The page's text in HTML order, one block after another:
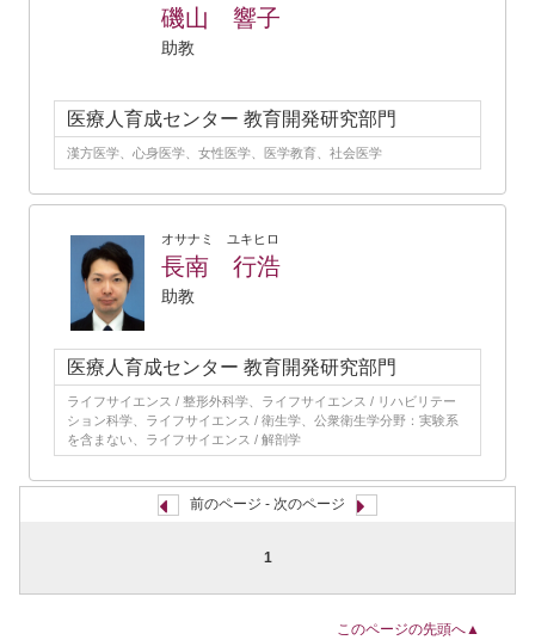
磯山 響子
助教
医療人育成センター 教育開発研究部門
漢方医学、心身医学、女性医学、医学教育、社会医学
オサナミ ユキヒロ
長南 行浩
助教
医療人育成センター 教育開発研究部門
ライフサイエンス / 整形外科学、ライフサイエンス / リハビリテー
ション科学、ライフサイエンス / 衛生学、公衆衛生学分野：実験系
を含まない、ライフサイエンス / 解剖学
前のページ - 次のページ
1
このページの先頭へ▲